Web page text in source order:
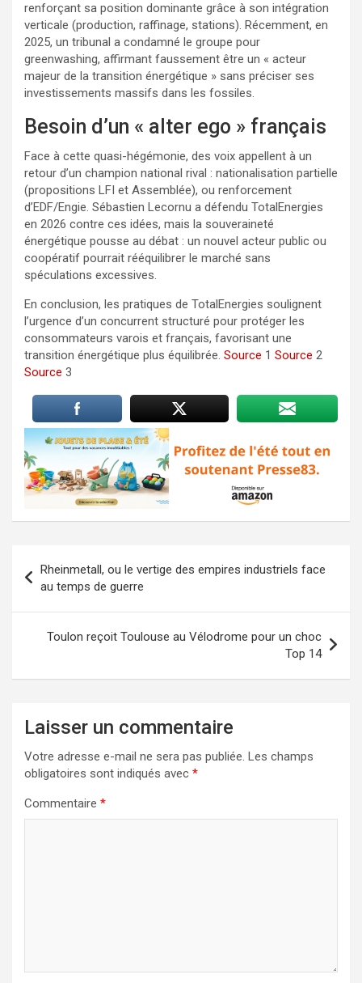
renforçant sa position dominante grâce à son intégration
verticale (production, raffinage, stations). Récemment, en
2025, un tribunal a condamné le groupe pour
greenwashing, affirmant faussement être un « acteur
majeur de la transition énergétique » sans préciser ses
investissements massifs dans les fossiles.
Besoin d’un « alter ego » français
Face à cette quasi-hégémonie, des voix appellent à un
retour d’un champion national rival : nationalisation partielle
(propositions LFI et Assemblée), ou renforcement
d’EDF/Engie. Sébastien Lecornu a défendu TotalEnergies
en 2026 contre ces idées, mais la souveraineté
énergétique pousse au débat : un nouvel acteur public ou
coopératif pourrait rééquilibrer le marché sans
spéculations excessives.
En conclusion, les pratiques de TotalEnergies soulignent
l’urgence d’un concurrent structuré pour protéger les
consommateurs varois et français, favorisant une
transition énergétique plus équilibrée. Source 1 Source 2
Source 3
de
l’article
Rheinmetall, ou le vertige des empires industriels face
au temps de guerre
Toulon reçoit Toulouse au Vélodrome pour un choc
Top 14
Laisser un commentaire
Votre adresse e-mail ne sera pas publiée. Les champs
obligatoires sont indiqués avec *
Commentaire *